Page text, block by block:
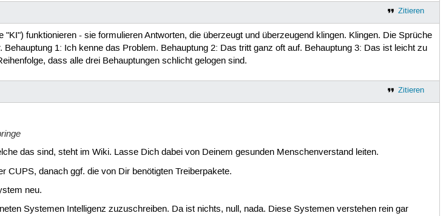
Zitieren
funktionieren - sie formulieren Antworten, die überzeugt und überzeugend klingen. Klingen. Die Sprüche
1: Ich kenne das Problem. Behauptung 2: Das tritt ganz oft auf. Behauptung 3: Das ist leicht zu
dass alle drei Behauptungen schlicht gelogen sind.
Zitieren
das sind, steht im Wiki. Lasse Dich dabei von Deinem gesunden Menschenverstand leiten.
CUPS, danach ggf. die von Dir benötigten Treiberpakete.
neu.
Systemen Intelligenz zuzuschreiben. Da ist nichts, null, nada. Diese Systemen verstehen rein gar